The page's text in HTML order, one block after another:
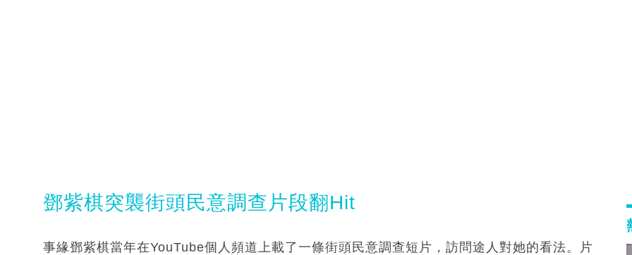
鄧紫棋突襲街頭民意調查片段翻Hit
事緣鄧紫棋當年在YouTube個人頻道上載了一條街頭民意調查短片，訪問途人對她的看法。片